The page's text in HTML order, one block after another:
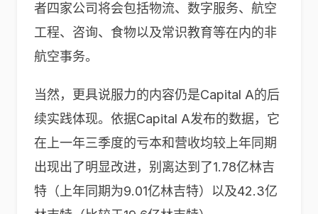
者四家公司将会包括物流、数字服务、航空
工程、咨询、食物以及常识教育等在内的非
航空事务。
当然，更具说服力的内容仍是Capital A的后
续实践体现。依据Capital A发布的数据，它
在上一年三季度的亏本和营收均较上年同期
出现出了明显改进，别离达到了1.78亿林吉
特（上年同期为9.01亿林吉特）以及42.3亿